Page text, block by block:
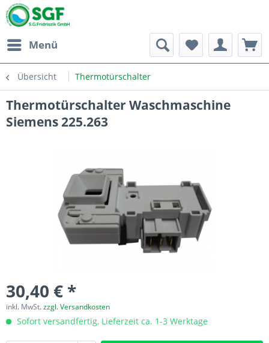
Menü
Übersicht Thermotürschalter
Thermotürschalter Waschmaschine
Siemens 225.263
30,40 € *
inkl. MwSt.zzgl. Versandkosten
Sofort versandfertig, Lieferzeit ca. 1-3 Werktage